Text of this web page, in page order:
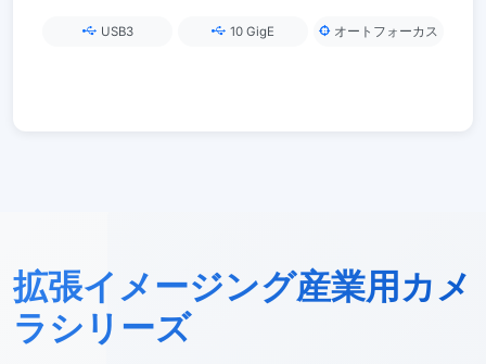
USB3 10 GigE オートフォーカス
拡張イメージング産業用カメ
ラシリーズ